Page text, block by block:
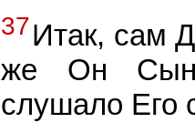
37Итак, сам
же Он Сын
слушало Его